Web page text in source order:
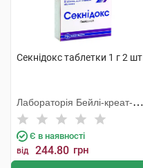
Секнідокс таблетки 1 г 2 шт
Лабораторія Бейлі-креат-
Вернуйє
Є в наявності
від 244.80 грн